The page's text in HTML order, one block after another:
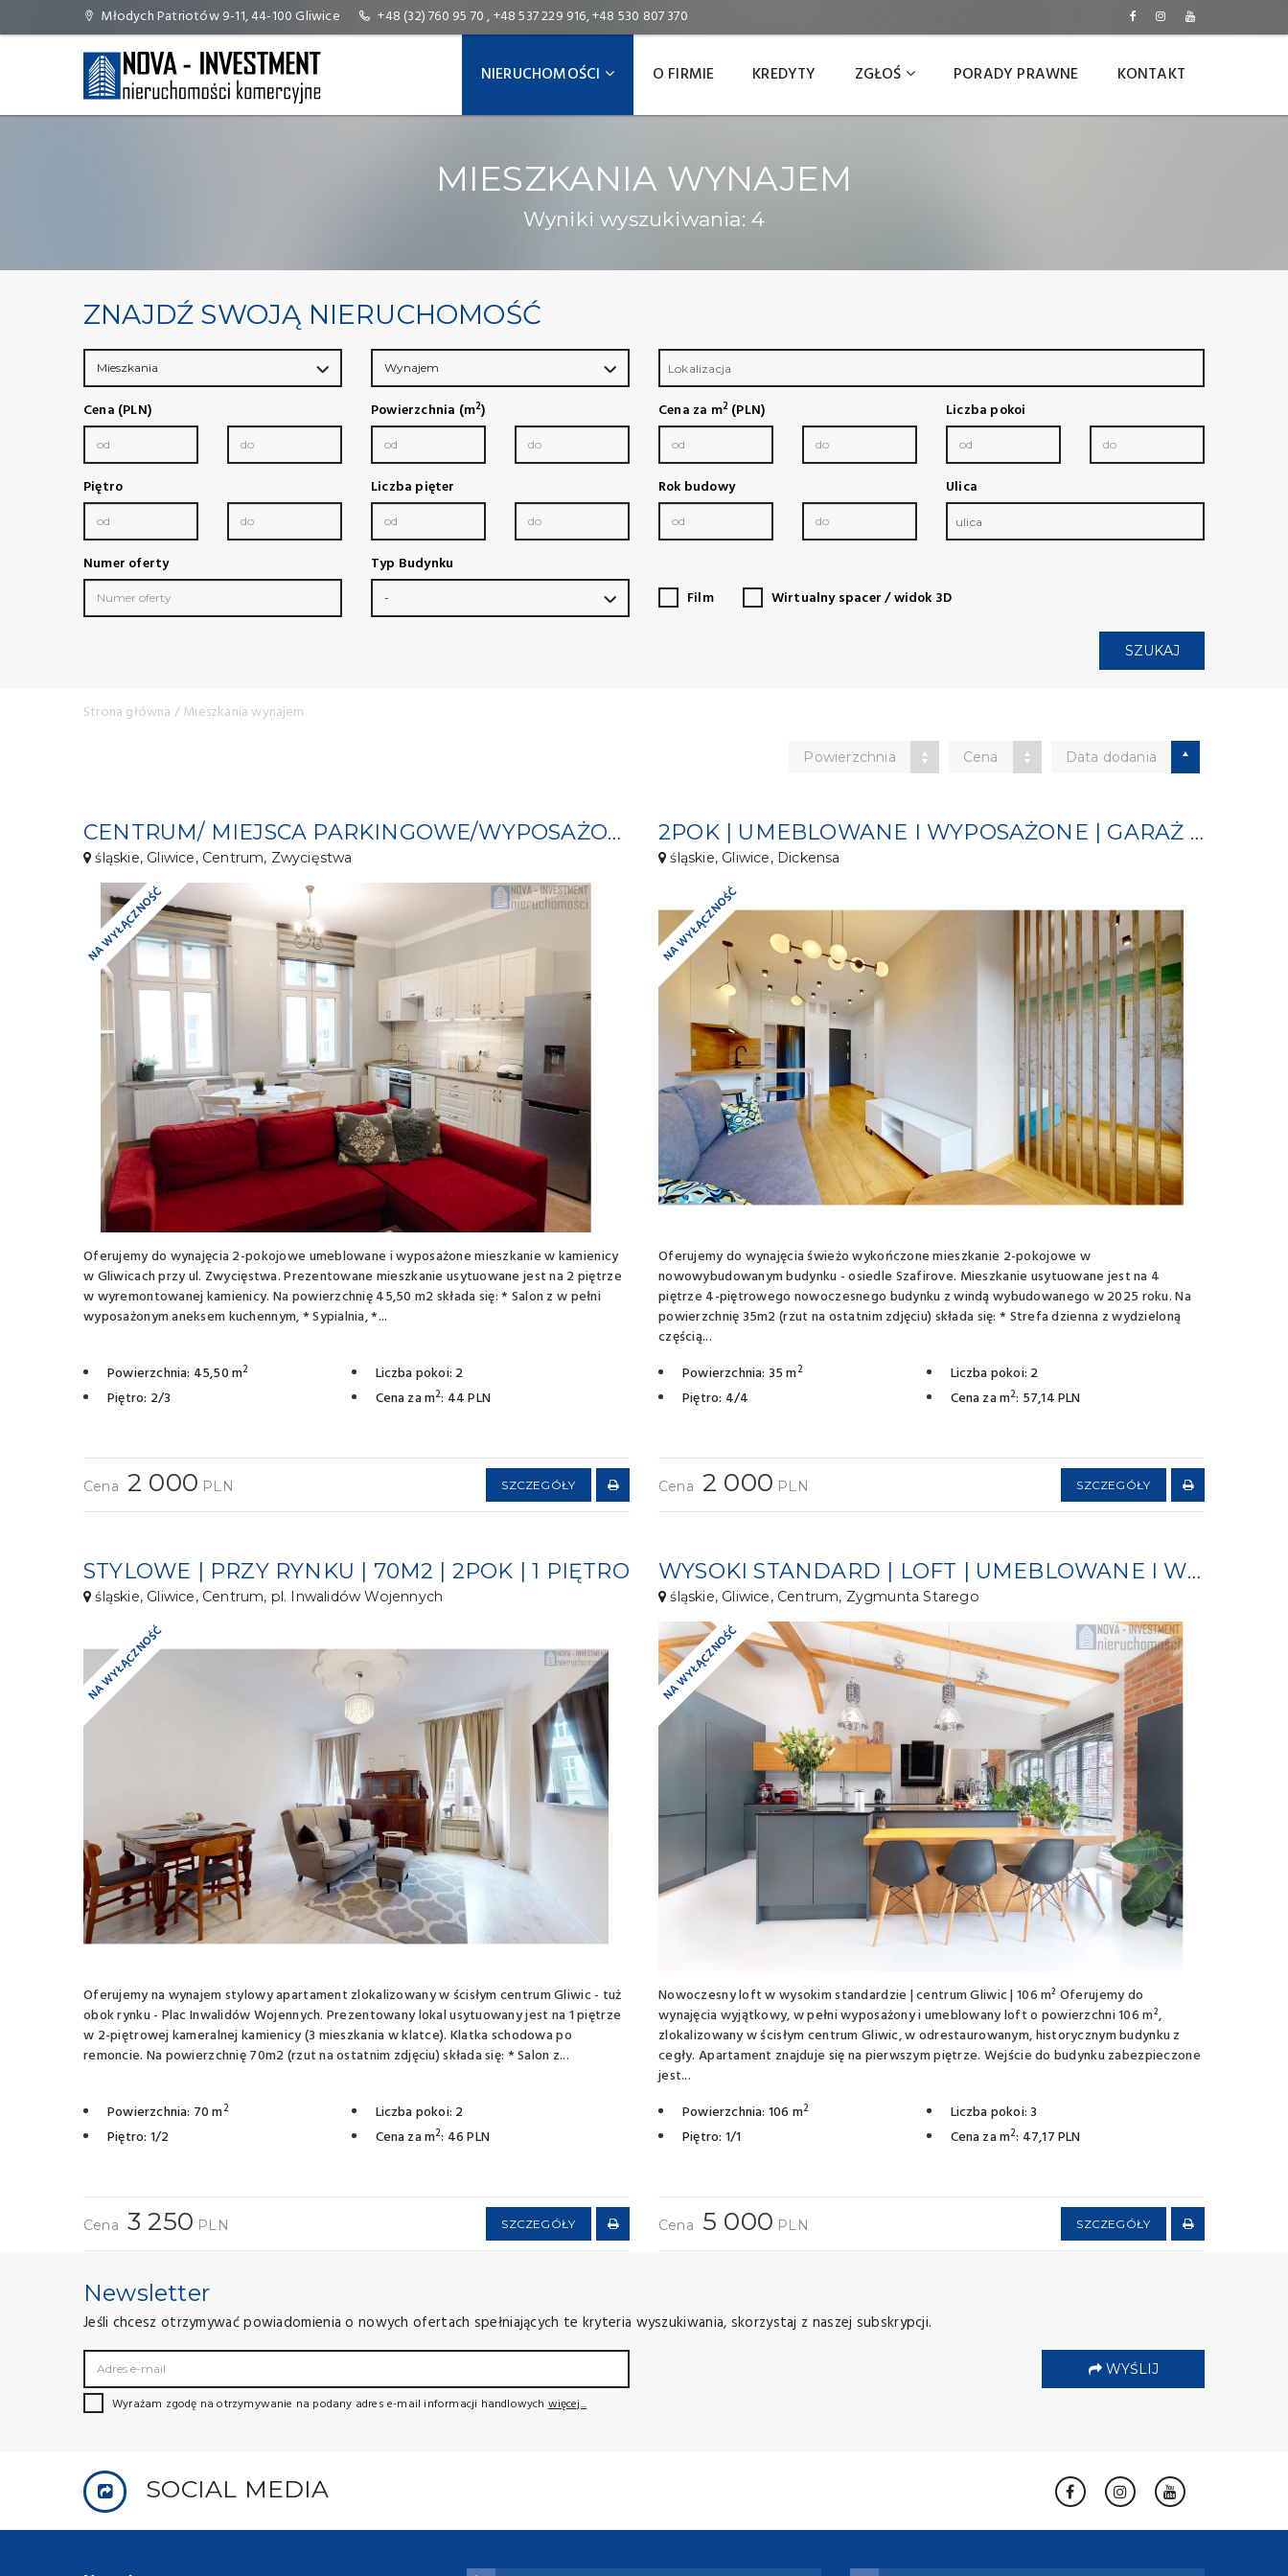
Młodych Patriotów 9-11, 44-100 Gliwice +48 (32) 760 95 70,+48 537 229 916,+48 530 807 370
NIERUCHOMOŚCI O FIRMIE KREDYTY ZGŁOŚ PORADY PRAWNE KONTAKT
MIESZKANIA WYNAJEM
Wyniki wyszukiwania: 4
ZNAJDŹ SWOJĄ NIERUCHOMOŚĆ
Mieszkania Wynajem Lokalizacja
Cena (PLN) Powierzchnia (m2) Cena za m2 (PLN) Liczba pokoi
Piętro Liczba pięter Rok budowy Ulica
ulica
Numer oferty Typ Budynku
- Film Wirtualny spacer / widok 3D
SZUKAJ
Strona główna / Mieszkania wynajem
Powierzchnia Cena Data dodania
CENTRUM/ MIEJSCA PARKINGOWE/WYPOSAŻONE
śląskie, Gliwice, Centrum, Zwycięstwa
NA WYŁĄCZNOŚĆ
Oferujemy do wynajęcia 2-pokojowe umeblowane i wyposażone mieszkanie w kamienicy
w Gliwicach przy ul. Zwycięstwa. Prezentowane mieszkanie usytuowane jest na 2 piętrze
w wyremontowanej kamienicy. Na powierzchnię 45,50 m2 składa się: * Salon z w pełni
wyposażonym aneksem kuchennym, * Sypialnia, *...
Powierzchnia: 45,50 m2
Liczba pokoi: 2
Piętro: 2/3
Cena za m2: 44 PLN
Cena 2 000 PLN SZCZEGÓŁY
2POK | UMEBLOWANE I WYPOSAŻONE | GARAŻ PODZIEMNY
śląskie, Gliwice, Dickensa
NA WYŁĄCZNOŚĆ
Oferujemy do wynajęcia świeżo wykończone mieszkanie 2-pokojowe w
nowowybudowanym budynku - osiedle Szafirove. Mieszkanie usytuowane jest na 4
piętrze 4-piętrowego nowoczesnego budynku z windą wybudowanego w 2025 roku. Na
powierzchnię 35m2 (rzut na ostatnim zdjęciu) składa się: * Strefa dzienna z wydzieloną
częścią...
Powierzchnia: 35 m2
Liczba pokoi: 2
Piętro: 4/4
Cena za m2: 57,14 PLN
Cena 2 000 PLN SZCZEGÓŁY
STYLOWE | PRZY RYNKU | 70M2 | 2POK | 1 PIĘTRO
śląskie, Gliwice, Centrum, pl. Inwalidów Wojennych
NA WYŁĄCZNOŚĆ
Oferujemy na wynajem stylowy apartament zlokalizowany w ścisłym centrum Gliwic - tuż
obok rynku - Plac Inwalidów Wojennych. Prezentowany lokal usytuowany jest na 1 piętrze
w 2-piętrowej kameralnej kamienicy (3 mieszkania w klatce). Klatka schodowa po
remoncie. Na powierzchnię 70m2 (rzut na ostatnim zdjęciu) składa się: * Salon z...
Powierzchnia: 70 m2
Liczba pokoi: 2
Piętro: 1/2
Cena za m2: 46 PLN
Cena 3 250 PLN SZCZEGÓŁY
WYSOKI STANDARD | LOFT | UMEBLOWANE I WYPOSAŻONE
śląskie, Gliwice, Centrum, Zygmunta Starego
NA WYŁĄCZNOŚĆ
Nowoczesny loft w wysokim standardzie | centrum Gliwic | 106 m² Oferujemy do
wynajęcia wyjątkowy, w pełni wyposażony i umeblowany loft o powierzchni 106 m²,
zlokalizowany w ścisłym centrum Gliwic, w odrestaurowanym, historycznym budynku z
cegły. Apartament znajduje się na pierwszym piętrze. Wejście do budynku zabezpieczone
jest...
Powierzchnia: 106 m2
Liczba pokoi: 3
Piętro: 1/1
Cena za m2: 47,17 PLN
Cena 5 000 PLN SZCZEGÓŁY
Newsletter
Jeśli chcesz otrzymywać powiadomienia o nowych ofertach spełniających te kryteria wyszukiwania, skorzystaj z naszej subskrypcji.
Wyrażam zgodę na otrzymywanie na podany adres e-mail informacji handlowych więcej...
WYŚLIJ
SOCIAL MEDIA